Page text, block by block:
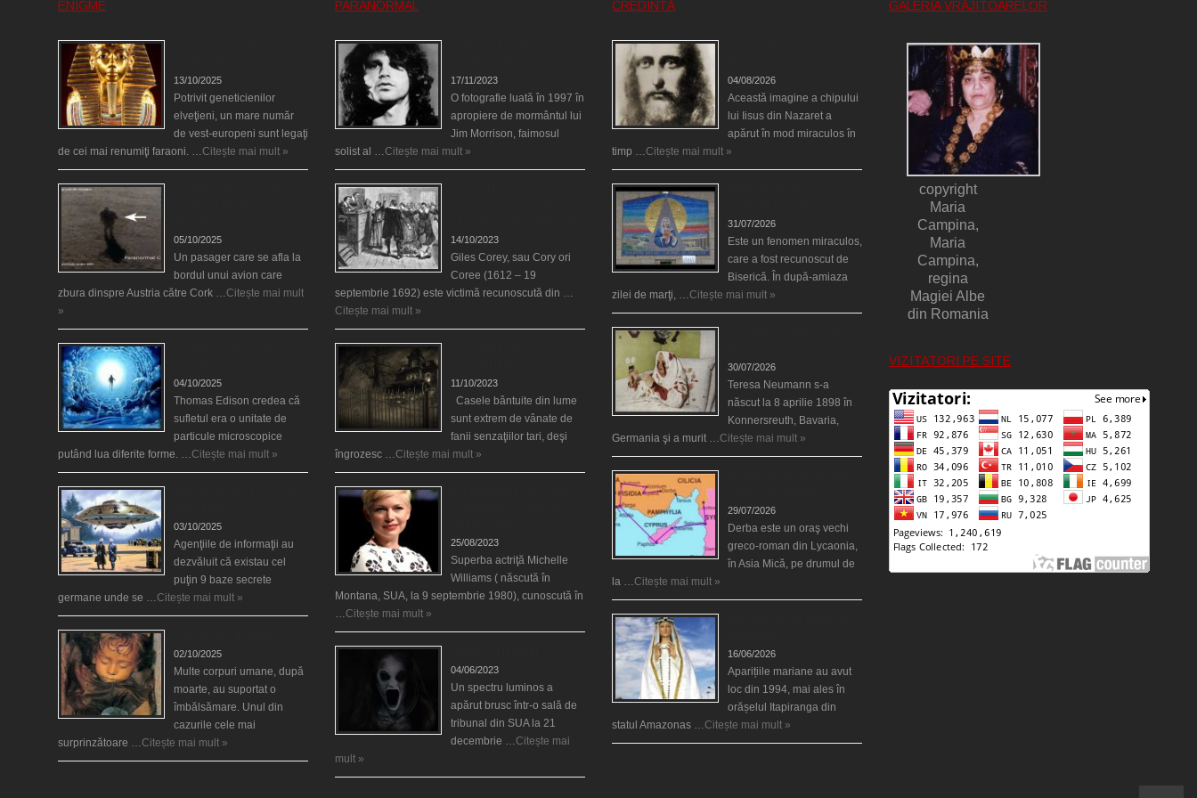
ENIGME
13/10/2025
Potrivit geneticienilor
elveţieni, un mare număr
de vest-europeni sunt legaţi
de cei mai renumiţi faraoni. …Citește mai mult »
05/10/2025
Un pasager care se afla la
bordul unui avion care
zbura dinspre Austria către Cork …Citește mai mult
»
04/10/2025
Thomas Edison credea că
sufletul era o unitate de
particule microscopice
putând lua diferite forme. …Citește mai mult »
03/10/2025
Agenţiile de informaţii au
dezvăluit că existau cel
puţin 9 baze secrete
germane unde se …Citește mai mult »
02/10/2025
Multe corpuri umane, după
moarte, au suportat o
îmbălsămare. Unul din
cazurile cele mai
surprinzătoare …Citește mai mult »
PARANORMAL
17/11/2023
O fotografie luată în 1997 în
apropiere de mormântul lui
Jim Morrison, faimosul
solist al …Citește mai mult »
14/10/2023
Giles Corey, sau Cory ori
Coree (1612 – 19
septembrie 1692) este victimă recunoscută din …
Citește mai mult »
11/10/2023
Casele bântuite din lume
sunt extrem de vânate de
fanii senzaţiilor tari, deşi
îngrozesc …Citește mai mult »
25/08/2023
Superba actriţă Michelle
Williams ( născută în
Montana, SUA, la 9 septembrie 1980), cunoscută în
…Citește mai mult »
04/06/2023
Un spectru luminos a
apărut brusc într-o sală de
tribunal din SUA la 21
decembrie …Citește mai
mult »
CREDINȚĂ
04/08/2026
Această imagine a chipului
lui Iisus din Nazaret a
apărut în mod miraculos în
timp …Citește mai mult »
31/07/2026
Este un fenomen miraculos,
care a fost recunoscut de
Biserică. În după-amiaza
zilei de marţi, …Citește mai mult »
30/07/2026
Teresa Neumann s-a
născut la 8 aprilie 1898 în
Konnersreuth, Bavaria,
Germania şi a murit …Citește mai mult »
29/07/2026
Derba este un oraş vechi
greco-roman din Lycaonia,
în Asia Mică, pe drumul de
la …Citește mai mult »
16/06/2026
Aparițiile mariane au avut
loc din 1994, mai ales în
orășelul Itapiranga din
statul Amazonas …Citește mai mult »
GALERIA VRĂJITOARELOR
copyright
Maria
Campina,
Maria
Campina,
regina
Magiei Albe
din Romania
VIZITATORI PE SITE